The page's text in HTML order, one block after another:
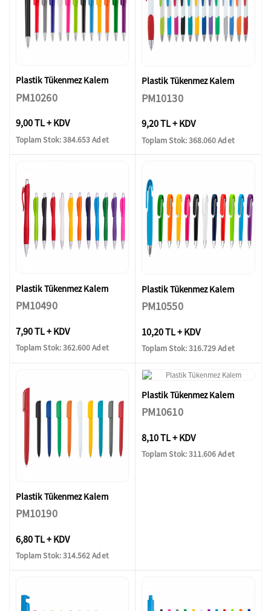
Plastik Tükenmez Kalem
PM10260
9,00 TL + KDV
Toplam Stok: 384.653 Adet
Plastik Tükenmez Kalem
PM10130
9,20 TL + KDV
Toplam Stok: 368.060 Adet
Plastik Tükenmez Kalem
PM10490
7,90 TL + KDV
Toplam Stok: 362.600 Adet
Plastik Tükenmez Kalem
PM10550
10,20 TL + KDV
Toplam Stok: 316.729 Adet
Plastik Tükenmez Kalem
PM10190
6,80 TL + KDV
Toplam Stok: 314.562 Adet
Plastik Tükenmez Kalem
PM10610
8,10 TL + KDV
Toplam Stok: 311.606 Adet